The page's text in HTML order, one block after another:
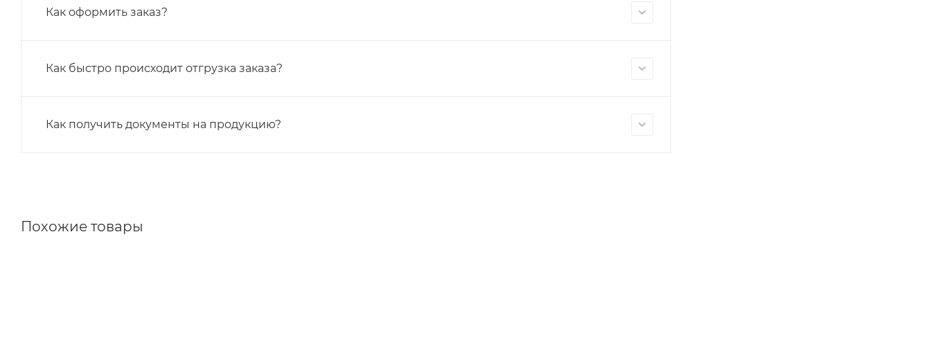
Как оформить заказ?
Как быстро происходит отгрузка заказа?
Как получить документы на продукцию?
Похожие товары